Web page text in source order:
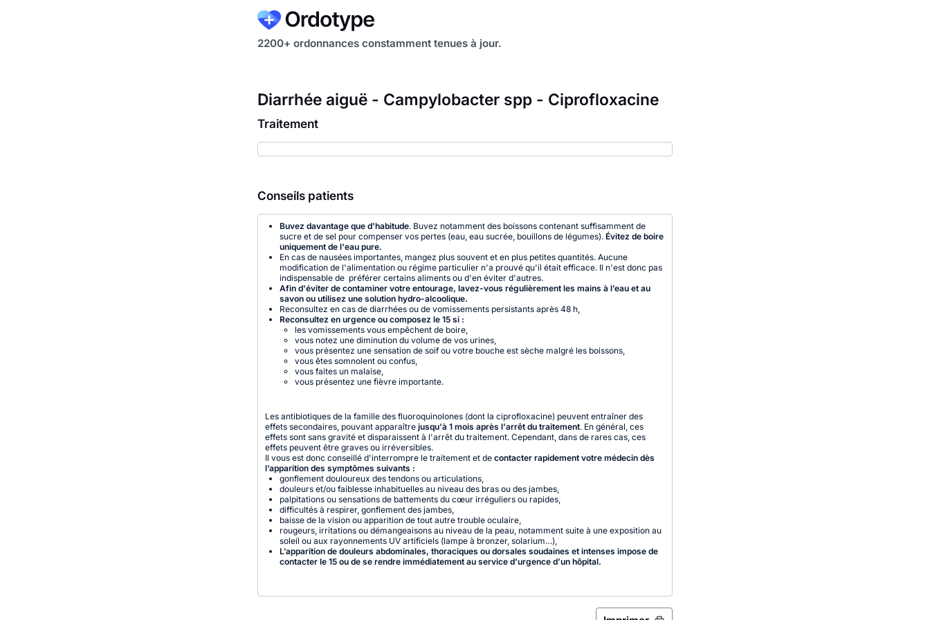
2200+ ordonnances constamment tenues à jour.
Diarrhée aiguë - Campylobacter spp - Ciprofloxacine
Traitement
Conseils patients
Buvez davantage que d'habitude. Buvez notamment des boissons contenant suffisamment de
sucre et de sel pour compenser vos pertes (eau, eau sucrée, bouillons de légumes).Évitez de boire
uniquement de l'eau pure.
En cas de nausées importantes, mangez plus souvent et en plus petites quantités. Aucune
modification de l'alimentation ou régime particulier n'a prouvé qu'il était efficace. Il n'est donc pas
indispensable de préférer certains aliments ou d'en éviter d'autres.
Afin d'éviter de contaminer votre entourage, lavez-vous régulièrement les mains à l’eau et au
savon ou utilisez une solution hydro-alcoolique.
Reconsultez en cas de diarrhées ou de vomissements persistants après 48 h,
Reconsultez en urgence ou composez le 15 si :
les vomissements vous empêchent de boire,
vous notez une diminution du volume de vos urines,
vous présentez une sensation de soif ou votre bouche est sèche malgré les boissons,
vous êtes somnolent ou confus,
vous faites un malaise,
vous présentez une fièvre importante.
Les antibiotiques de la famille des fluoroquinolones (dont la ciprofloxacine) peuvent entraîner des
effets secondaires, pouvant apparaîtrejusqu'à 1 mois après l'arrêt du traitement. En général, ces
effets sont sans gravité et disparaissent à l'arrêt du traitement. Cependant, dans de rares cas, ces
effets peuvent être graves ou irréversibles.
Il vous est donc conseillé d'interrompre le traitement et de contacter rapidement votre médecin dès
l’apparition des symptômes suivants :
gonflement douloureux des tendons ou articulations,
douleurs et/ou faiblesse inhabituelles au niveau des bras ou des jambes,
palpitations ou sensations de battements du cœur irréguliers ou rapides,
difficultés à respirer, gonflement des jambes,
baisse de la vision ou apparition de tout autre trouble oculaire,
rougeurs, irritations ou démangeaisons au niveau de la peau, notamment suite à une exposition au
soleil ou aux rayonnements UV artificiels (lampe à bronzer, solarium…),
L’apparition de douleurs abdominales, thoraciques ou dorsales soudaines et intenses impose de
contacter le 15 ou de se rendre immédiatement au service d’urgence d’un hôpital.